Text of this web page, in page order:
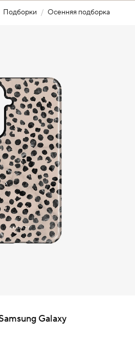
Подборки Осенняя подборка
Galaxy